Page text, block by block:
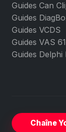
Guides Can
Guides
Guides VCDS
Guides VAS
Guides Delphi
Chaîne